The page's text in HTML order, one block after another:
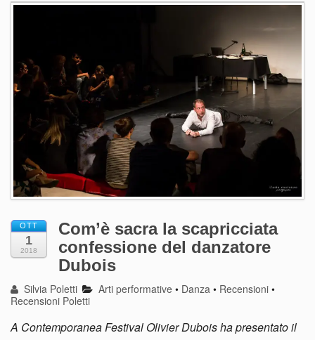
OTT
1
2018
Com’è sacra la scapricciata
confessione del danzatore
Dubois
Silvia Poletti Arti performative • Danza • Recensioni •
Recensioni Poletti
A Contemporanea Festival Olivier Dubois ha presentato il